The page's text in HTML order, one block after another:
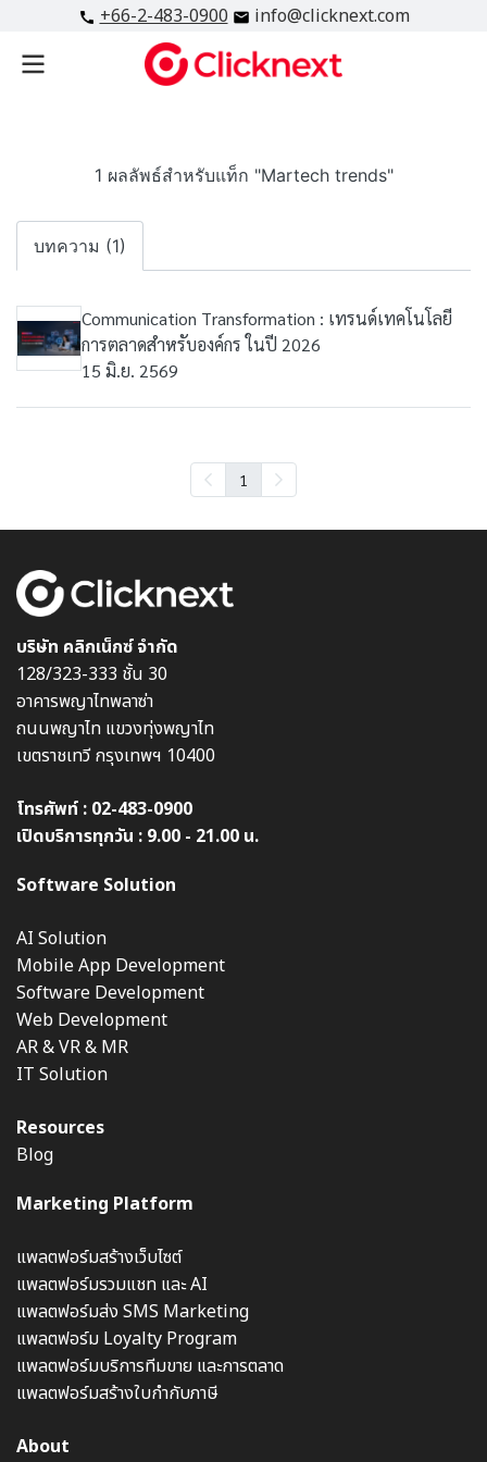
+66-2-483-0900 info@clicknext.com
1 ผลลัพธ์สำหรับแท็ก "Martech trends"
บทความ (1)
Communication Transformation : เทรนด์เทคโนโลยี
การตลาดสำหรับองค์กร ในปี 2026
15 มิ.ย. 2569
1
บริษัท คลิกเน็กซ์ จำกัด
128/323-333 ชั้น 30
อาคารพญาไทพลาซ่า
ถนนพญาไท แขวงทุ่งพญาไท
เขตราชเทวี กรุงเทพฯ 10400
โทรศัพท์ : 02-483-0900
เปิดบริการทุกวัน : 9.00 - 21.00 น.
Software Solution
AI Solution
Mobile App Development
Software Development
Web Development
AR & VR & MR
IT Solution
Resources
Blog
Marketing Platform
แพลตฟอร์มสร้างเว็บไซต์
แพลตฟอร์มรวมแชท และ AI
แพลตฟอร์มส่ง SMS Marketing
แพลตฟอร์ม Loyalty Program
แพลตฟอร์มบริการทีมขาย และการตลาด
แพลตฟอร์มสร้างใบกำกับภาษี
About